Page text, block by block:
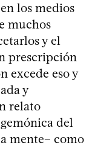
los medios
muchos
y el
prescripción
excede eso y
y
relato
del
mente– como